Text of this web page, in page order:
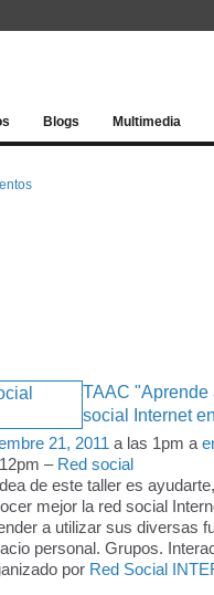
Blogs Multimedia
TAAC "Aprende
social Internet
21, 2011 a las 1pm a
– Red social
de este taller es
mejor la red social
a utilizar sus diversas
personal. Grupos.
por Red Social